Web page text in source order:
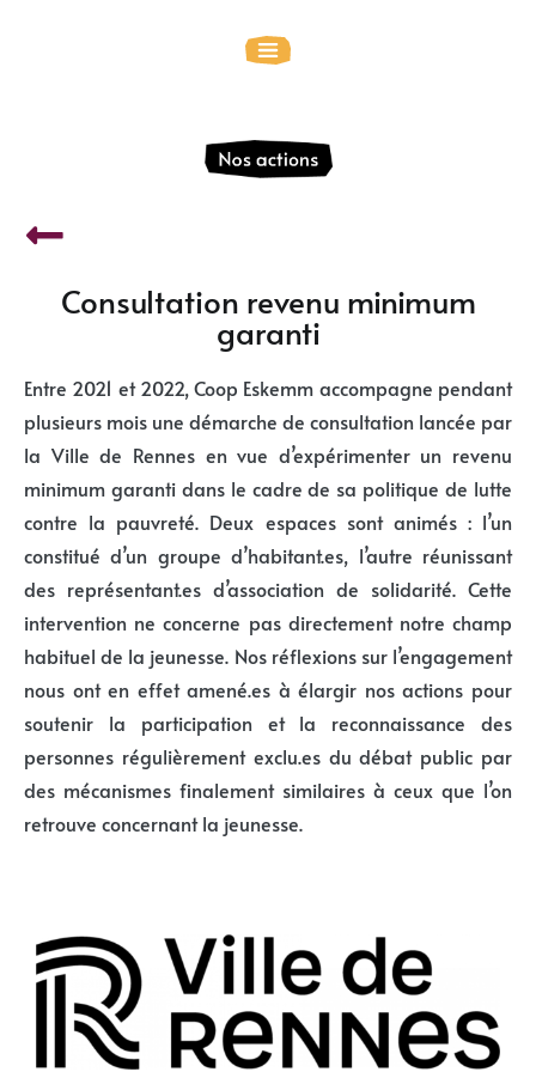
Consultation revenu minimum
garanti
Entre 2021 et 2022, Coop Eskemm accompagne pendant
plusieurs mois une démarche de consultation lancée par
la Ville de Rennes en vue d’expérimenter un revenu
minimum garanti dans le cadre de sa politique de lutte
contre la pauvreté. Deux espaces sont animés : l’un
constitué d’un groupe d’habitant.es, l’autre réunissant
des représentant.es d’association de solidarité. Cette
intervention ne concerne pas directement notre champ
habituel de la jeunesse. Nos réflexions sur l’engagement
nous ont en effet amené.es à élargir nos actions pour
soutenir la participation et la reconnaissance des
personnes régulièrement exclu.es du débat public par
des mécanismes finalement similaires à ceux que l’on
retrouve concernant la jeunesse.